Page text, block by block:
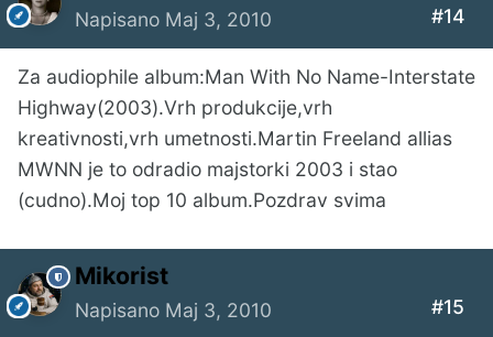
Napisano Maj 3, 2010 #14
Za audiophile album:Man With No Name-Interstate
Highway(2003).Vrh produkcije,vrh
kreativnosti,vrh umetnosti.Martin Freeland allias
MWNN je to odradio majstorki 2003 i stao
(cudno).Moj top 10 album.Pozdrav svima
Mikorist
Napisano Maj 3, 2010 #15